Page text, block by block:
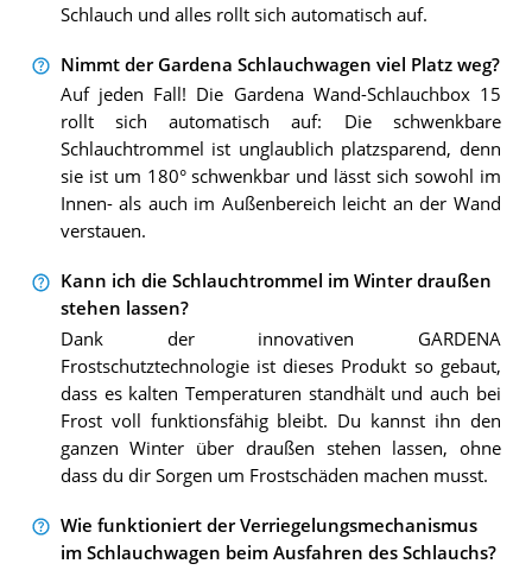
Schlauch und alles rollt sich automatisch auf.
Nimmt der Gardena Schlauchwagen viel Platz weg?
Auf jeden Fall! Die Gardena Wand-Schlauchbox 15
rollt sich automatisch auf: Die schwenkbare
Schlauchtrommel ist unglaublich platzsparend, denn
sie ist um 180° schwenkbar und lässt sich sowohl im
Innen- als auch im Außenbereich leicht an der Wand
verstauen.
Kann ich die Schlauchtrommel im Winter draußen
stehen lassen?
Dank der innovativen GARDENA
Frostschutztechnologie ist dieses Produkt so gebaut,
dass es kalten Temperaturen standhält und auch bei
Frost voll funktionsfähig bleibt. Du kannst ihn den
ganzen Winter über draußen stehen lassen, ohne
dass du dir Sorgen um Frostschäden machen musst.
Wie funktioniert der Verriegelungsmechanismus
im Schlauchwagen beim Ausfahren des Schlauchs?